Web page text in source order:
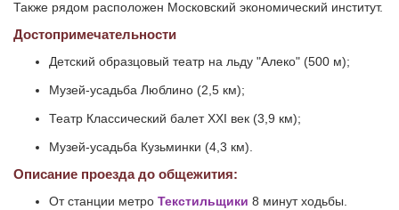
Также рядом расположен Московский экономический институт.
Достопримечательности
Детский образцовый театр на льду "Алеко" (500 м);
Музей-усадьба Люблино (2,5 км);
Театр Классический балет XXI век (3,9 км);
Музей-усадьба Кузьминки (4,3 км).
Описание проезда до общежития:
От станции метро Текстильщики 8 минут ходьбы.